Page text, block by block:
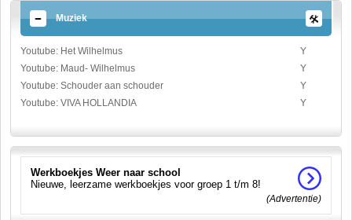
Muziek
Youtube: Het Wilhelmus
Y
Youtube: Maud- Wilhelmus
Y
Youtube: Schouder aan schouder
Y
Youtube: VIVA HOLLANDIA
Y
Werkboekjes Weer naar school
Nieuwe, leerzame werkboekjes voor groep 1 t/m 8!
(Advertentie)